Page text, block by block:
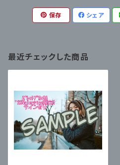
保存 シェア
最近チェックした商品